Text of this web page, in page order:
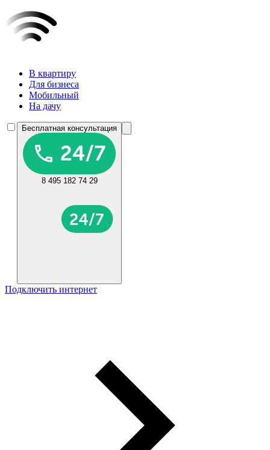
В квартиру
Для бизнеса
Мобильный
На дачу
Бесплатная консультация
8 495 182 74 29
Подключить интернет